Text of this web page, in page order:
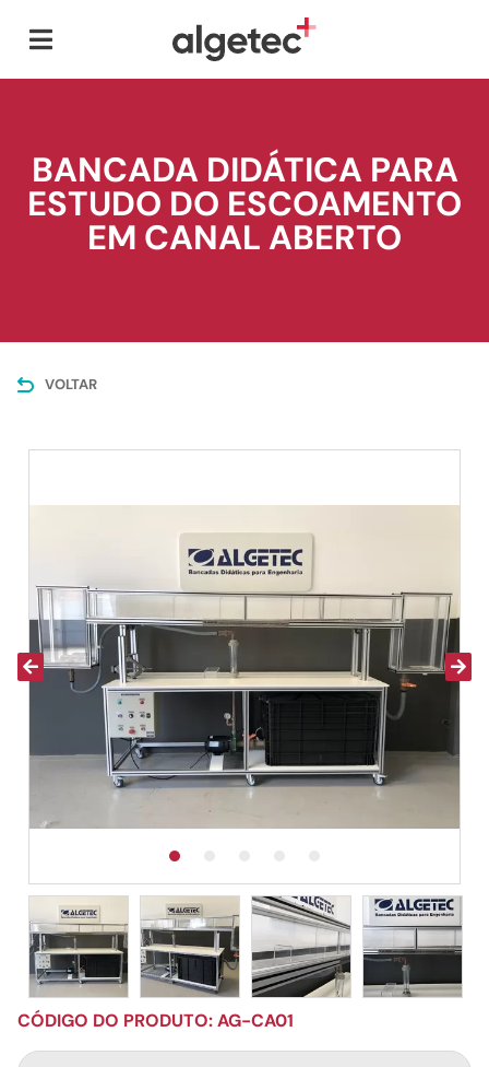
BANCADA DIDÁTICA PARA
ESTUDO DO ESCOAMENTO
EM CANAL ABERTO
VOLTAR
CÓDIGO DO PRODUTO: AG-CA01